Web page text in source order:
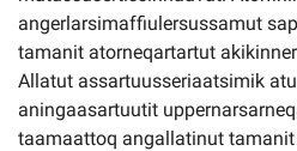
angerlarsimaffiulersussamut
tamanit atorneqartartut
Allatut assartuusseriaatsimik
aningaasartuutit
taamaattoq angallatinut